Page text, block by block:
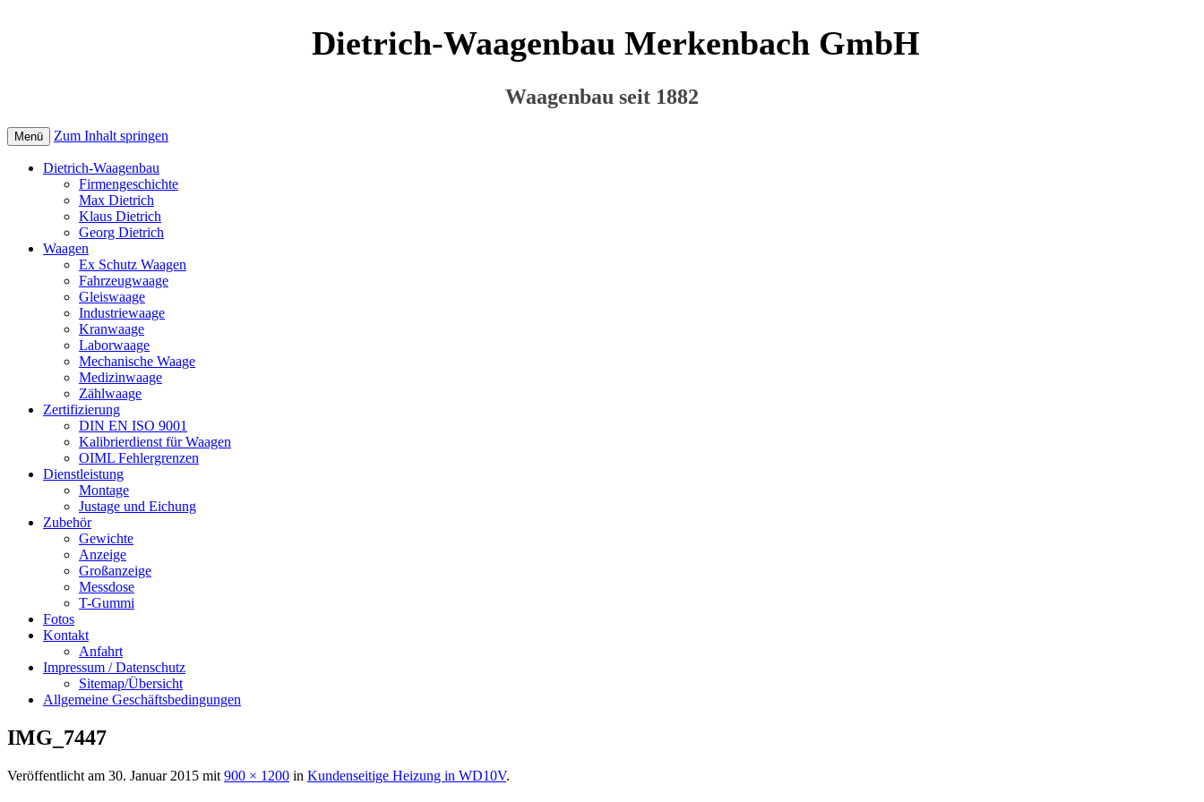
Dietrich-Waagenbau Merkenbach GmbH
Waagenbau seit 1882
Menü Zum Inhalt springen
Dietrich-Waagenbau
Firmengeschichte
Max Dietrich
Klaus Dietrich
Georg Dietrich
Waagen
Ex Schutz Waagen
Fahrzeugwaage
Gleiswaage
Industriewaage
Kranwaage
Laborwaage
Mechanische Waage
Medizinwaage
Zählwaage
Zertifizierung
DIN EN ISO 9001
Kalibrierdienst für Waagen
OIML Fehlergrenzen
Dienstleistung
Montage
Justage und Eichung
Zubehör
Gewichte
Anzeige
Großanzeige
Messdose
T-Gummi
Fotos
Kontakt
Anfahrt
Impressum / Datenschutz
Sitemap/Übersicht
Allgemeine Geschäftsbedingungen
IMG_7447
Veröffentlicht am 30. Januar 2015 mit 900 × 1200 in Kundenseitige Heizung in WD10V.